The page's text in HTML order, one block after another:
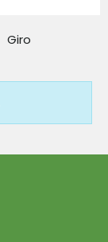
Giro